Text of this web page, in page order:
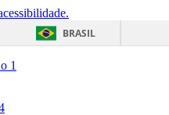
BRASIL
1